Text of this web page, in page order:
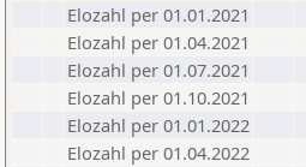
Elozahl per 01.01.2021
Elozahl per 01.04.2021
Elozahl per 01.07.2021
Elozahl per 01.10.2021
Elozahl per 01.01.2022
Elozahl per 01.04.2022